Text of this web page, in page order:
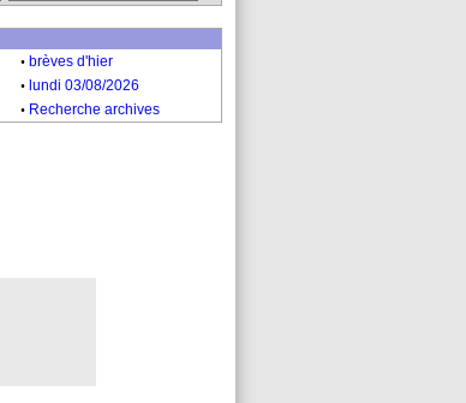
. brèves d'hier
. lundi 03/08/2026
. Recherche archives